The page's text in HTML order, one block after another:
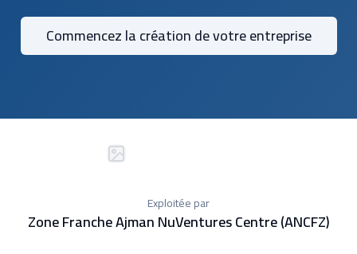
Commencez la création de votre entreprise
Exploitée par
Zone Franche Ajman NuVentures Centre (ANCFZ)